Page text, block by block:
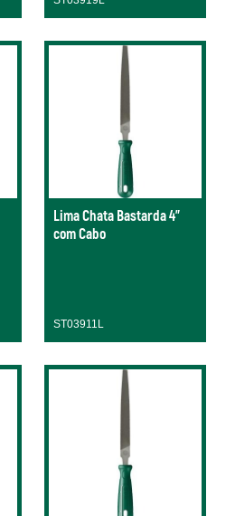
Lima Chata Bastarda 4"
com Cabo
ST03911L